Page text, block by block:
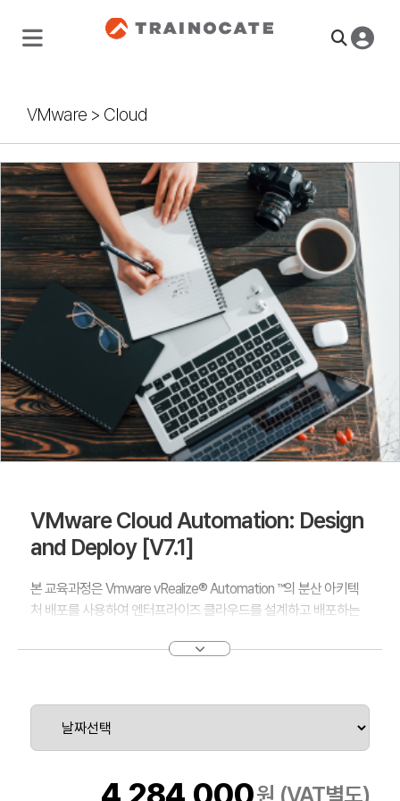
VMware > Cloud
VMware Cloud Automation: Design
and Deploy [V7.1]
본 교육과정은 Vmware vRealize® Automation ™의 분산 아키텍
처 배포를 사용하여 엔터프라이즈 클라우드를 설계하고 배포하는
를 설계하고 Vmware 권장 베스트 프랙티스에 따라 vRealize 자동
원 (VAT별도)